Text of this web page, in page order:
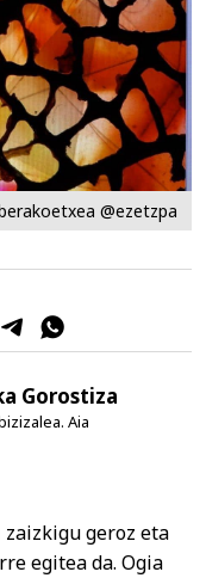
@ezetzpa
Gorostiza
Aia
geroz eta
egitea da. Ogia